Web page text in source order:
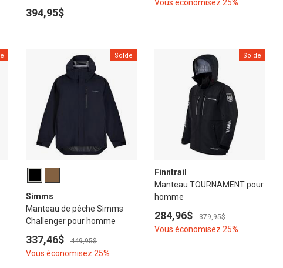
394,95$
Vous économisez 25%
Solde
Simms
Manteau de pêche Simms
Challenger pour homme
337,46$ 449,95$
Vous économisez 25%
Solde
Finntrail
Manteau TOURNAMENT pour
homme
284,96$ 379,95$
Vous économisez 25%